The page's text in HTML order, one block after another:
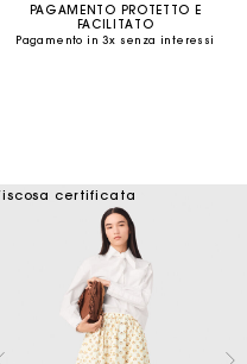
5 Customer Rating
PAGAMENTO PROTETTO E
FACILITATO
Pagamento in 3x senza interessi
certificata